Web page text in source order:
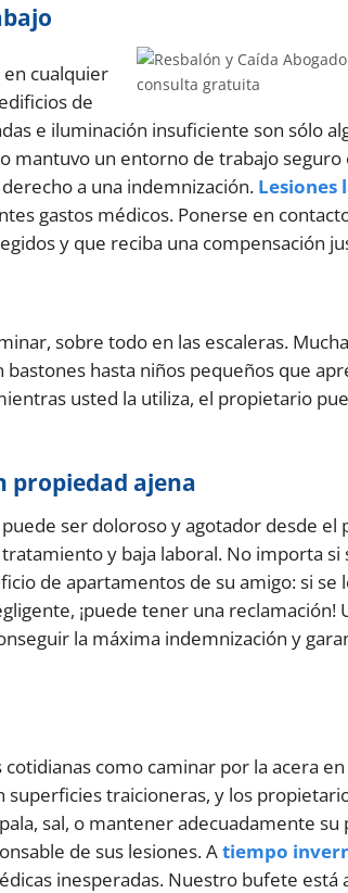
cualquier
de
e iluminación insuficiente son sólo
mantuvo un entorno de trabajo seguro
a una indemnización. Lesiones
gastos médicos. Ponerse en
y que reciba una compensación
sobre todo en las escaleras.
hasta niños pequeños que
usted la utiliza, el propietario
propiedad ajena
ser doloroso y agotador desde el
y baja laboral. No importa si
de apartamentos de su amigo: si se
¡puede tener una reclamación!
la máxima indemnización y
como caminar por la acera
superficies traicioneras, y los
sal, o mantener adecuadamente
de sus lesiones. Atiempo
inesperadas. Nuestro bufete está